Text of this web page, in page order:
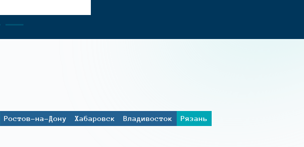
Ростов-на-Дону Хабаровск Владивосток
Рязань